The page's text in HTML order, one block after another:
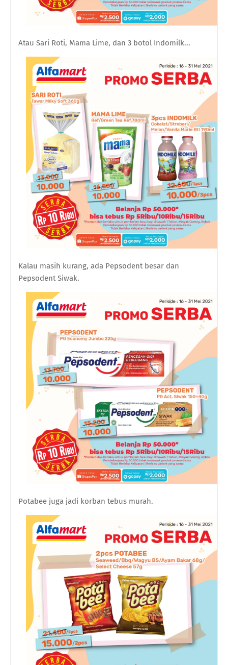
Atau Sari Roti, Mama Lime, dan 3 botol Indomilk...
Kalau masih kurang, ada Pepsodent besar dan
Pepsodent Siwak.
Potabee juga jadi korban tebus murah.